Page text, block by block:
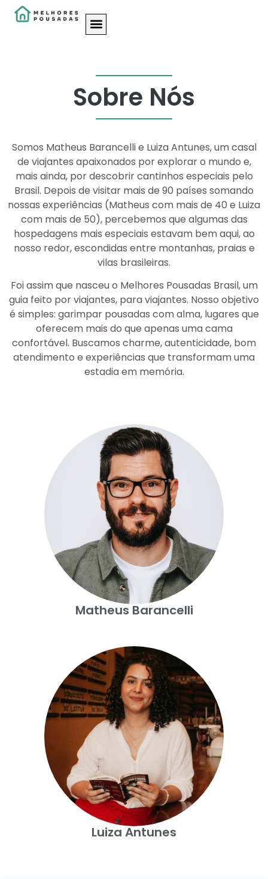
Sobre Nós
Somos Matheus Barancelli e Luiza Antunes, um casal
de viajantes apaixonados por explorar o mundo e,
mais ainda, por descobrir cantinhos especiais pelo
Brasil. Depois de visitar mais de 90 países somando
nossas experiências (Matheus com mais de 40 e Luiza
com mais de 50), percebemos que algumas das
hospedagens mais especiais estavam bem aqui, ao
nosso redor, escondidas entre montanhas, praias e
vilas brasileiras.
Foi assim que nasceu o Melhores Pousadas Brasil, um
guia feito por viajantes, para viajantes. Nosso objetivo
é simples: garimpar pousadas com alma, lugares que
oferecem mais do que apenas uma cama
confortável. Buscamos charme, autenticidade, bom
atendimento e experiências que transformam uma
estadia em memória.
Matheus Barancelli
Luiza Antunes